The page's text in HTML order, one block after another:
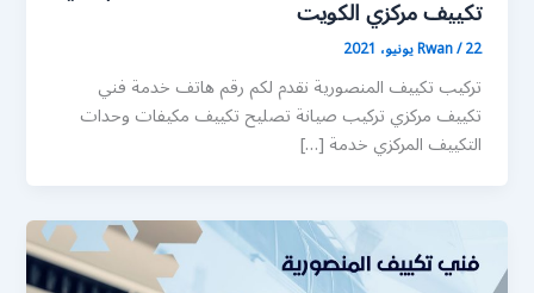
تكييف مركزي الكويت
Rwan/22 يونيو، 2021
تركيب تكييف المنصورية نقدم لكم رقم هاتف خدمة فني
تكييف مركزي تركيب صيانة تصليح تكييف مكيفات وحدات
التكييف المركزي خدمة […]